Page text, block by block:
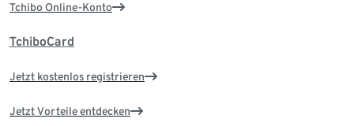
Tchibo Online-Konto
TchiboCard
Jetzt kostenlos registrieren
Jetzt Vorteile entdecken